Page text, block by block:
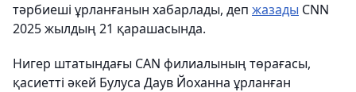
тәрбиеші ұрланғанын хабарлады, деп жазады CNN
2025 жылдың 21 қарашасында.
Нигер штатындағы CAN филиалының төрағасы,
қасиетті әкей Булуса Даув Йоханна ұрланған